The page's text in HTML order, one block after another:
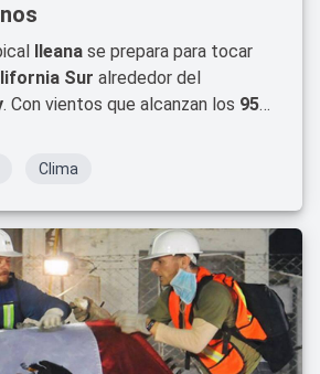
Ileana se prepara para tocar
Sur alrededor del
. Con vientos que alcanzan los 95
a las lluvias intensas y
Clima